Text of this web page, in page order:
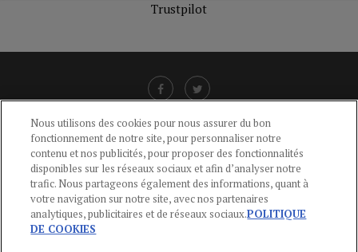
Trustpilot
CGU-POLITIQUE DE CONFIDENTIALITÉ -POLITIQUE DES COOKIES
MENTIONS LÉGALES -AIDE
CONTACT
Nous utilisons des cookies pour nous assurer du bon
fonctionnement de notre site, pour personnaliser notre
contenu et nos publicités, pour proposer des fonctionnalités
disponibles sur les réseaux sociaux et afin d’analyser notre
trafic. Nous partageons également des informations, quant à
votre navigation sur notre site, avec nos partenaires
analytiques, publicitaires et de réseaux sociaux.POLITIQUE
DE COOKIES